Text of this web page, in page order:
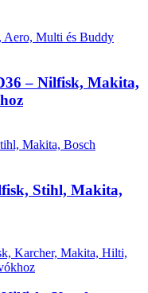
– Nilfisk, Makita,
Stihl, Makita,